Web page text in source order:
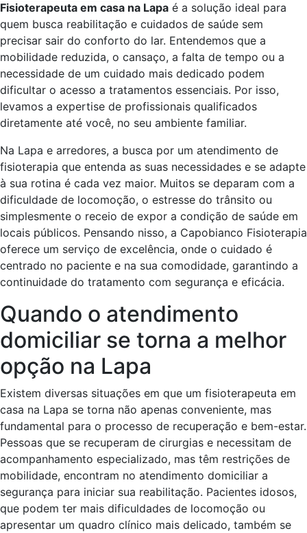
Fisioterapeuta em casa na Lapa é a solução ideal para
quem busca reabilitação e cuidados de saúde sem
precisar sair do conforto do lar. Entendemos que a
mobilidade reduzida, o cansaço, a falta de tempo ou a
necessidade de um cuidado mais dedicado podem
dificultar o acesso a tratamentos essenciais. Por isso,
levamos a expertise de profissionais qualificados
diretamente até você, no seu ambiente familiar.
Na Lapa e arredores, a busca por um atendimento de
fisioterapia que entenda as suas necessidades e se adapte
à sua rotina é cada vez maior. Muitos se deparam com a
dificuldade de locomoção, o estresse do trânsito ou
simplesmente o receio de expor a condição de saúde em
locais públicos. Pensando nisso, a Capobianco Fisioterapia
oferece um serviço de excelência, onde o cuidado é
centrado no paciente e na sua comodidade, garantindo a
continuidade do tratamento com segurança e eficácia.
Quando o atendimento
domiciliar se torna a melhor
opção na Lapa
Existem diversas situações em que um fisioterapeuta em
casa na Lapa se torna não apenas conveniente, mas
fundamental para o processo de recuperação e bem-estar.
Pessoas que se recuperam de cirurgias e necessitam de
acompanhamento especializado, mas têm restrições de
mobilidade, encontram no atendimento domiciliar a
segurança para iniciar sua reabilitação. Pacientes idosos,
que podem ter mais dificuldades de locomoção ou
apresentar um quadro clínico mais delicado, também se